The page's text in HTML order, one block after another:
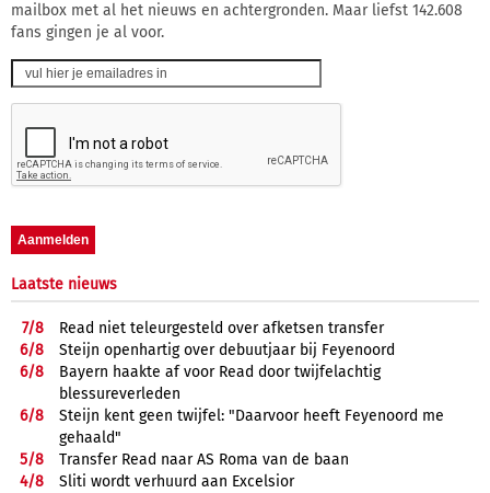
mailbox met al het nieuws en achtergronden. Maar liefst 142.608
fans gingen je al voor.
Laatste nieuws
7/8
Read niet teleurgesteld over afketsen transfer
6/8
Steijn openhartig over debuutjaar bij Feyenoord
6/8
Bayern haakte af voor Read door twijfelachtig
blessureverleden
6/8
Steijn kent geen twijfel: "Daarvoor heeft Feyenoord me
gehaald"
5/8
Transfer Read naar AS Roma van de baan
4/8
Sliti wordt verhuurd aan Excelsior